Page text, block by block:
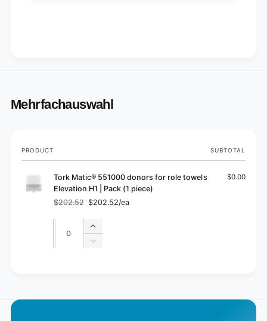
Mehrfachauswahl
Your
cart
PRODUCT SUBTOTAL
Tork Matic® 551000 donors for role towels
Elevation H1 | Pack (1 piece)
Regular
price
$202.52
Sale
price
$202.52/ea
$0.00
Quantity
Increase
quantity
Decrease
a